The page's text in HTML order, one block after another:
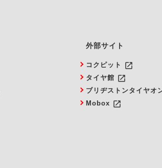
外部サイト
コクピット launch
タイヤ館 launch
ブリヂストンタイヤオ
Mobox launch